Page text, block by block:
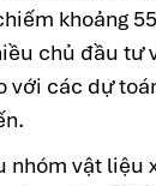
khoảng
chủ đầu tư
với các dự
nhóm vật liệu